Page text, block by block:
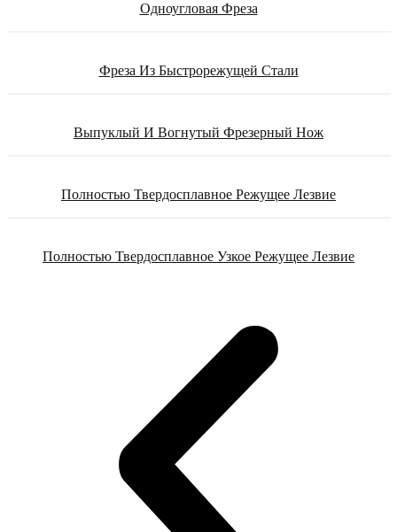
Одноугловая Фреза
Фреза Из Быстрорежущей Стали
Выпуклый И Вогнутый Фрезерный Нож
Полностью Твердосплавное Режущее Лезвие
Полностью Твердосплавное Узкое Режущее Лезвие